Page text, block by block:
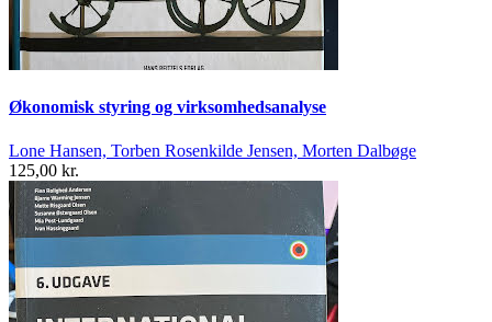
Økonomisk styring og virksomhedsanalyse
Lone Hansen, Torben Rosenkilde Jensen, Morten Dalbøge
125,00 kr.